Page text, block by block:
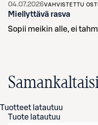
04.07.2026VAHVISTETTU
Miellyttävä rasva
Sopii meikin alle, ei
Tuotteet latautuu
Tuote latautuu